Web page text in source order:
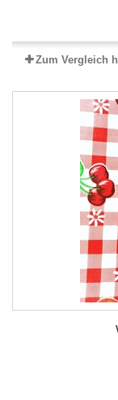
Zum Vergleich